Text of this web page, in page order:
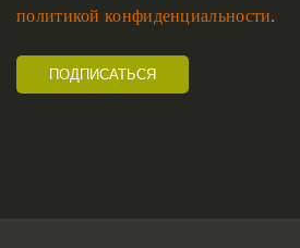
политикой конфиденциальности.